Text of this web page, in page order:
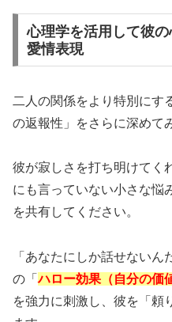
心理学を活用して彼
愛情表現
二人の関係をより特別にす
の返報性 」をさらに深めて
彼が寂しさを打ち明けてく
にも言っていない小さな悩
を共有してください。
「あなたにしか話せない
の「ハロー効果（自分の価
を強力に刺激し、彼を「頼